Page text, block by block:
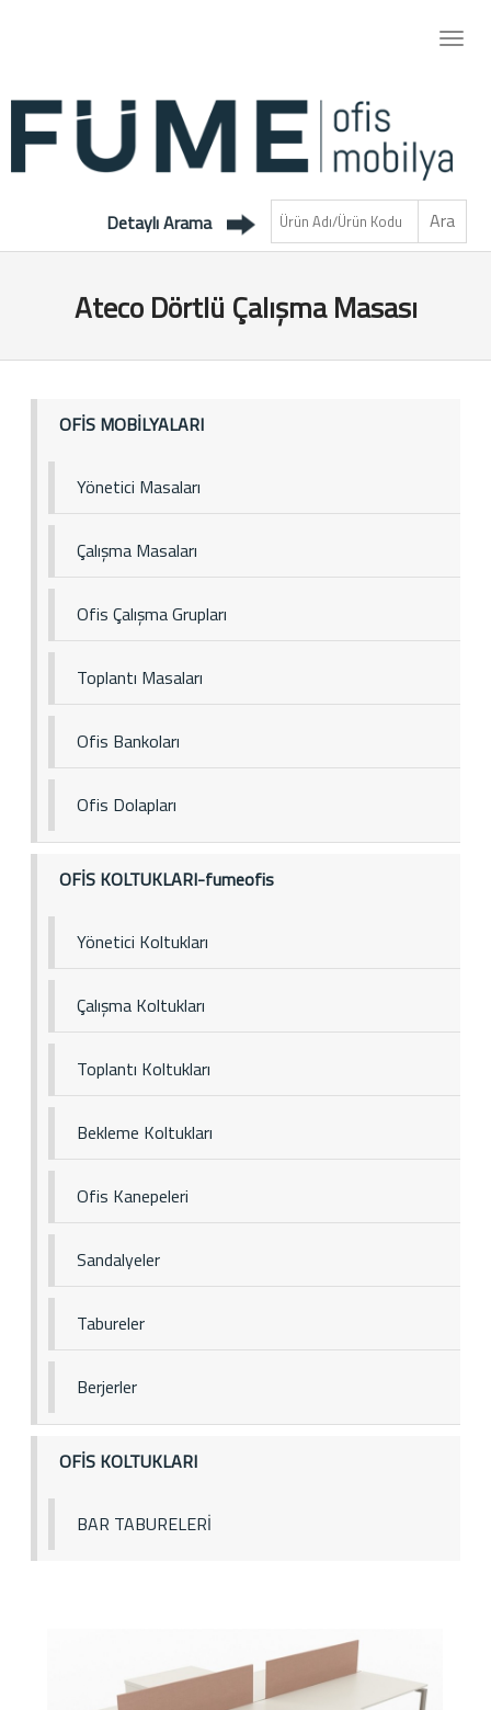
Detaylı Arama
Ateco Dörtlü Çalışma Masası
OFİS MOBİLYALARI
Yönetici Masaları
Çalışma Masaları
Ofis Çalışma Grupları
Toplantı Masaları
Ofis Bankoları
Ofis Dolapları
OFİS KOLTUKLARI-fumeofis
Yönetici Koltukları
Çalışma Koltukları
Toplantı Koltukları
Bekleme Koltukları
Ofis Kanepeleri
Sandalyeler
Tabureler
Berjerler
OFİS KOLTUKLARI
BAR TABURELERİ